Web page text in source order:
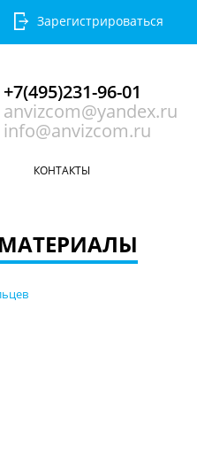
Зарегистрироваться
КОНТАКТЫ
+7(495)231-96-01
anvizcom@yandex.ru
info@anvizcom.ru